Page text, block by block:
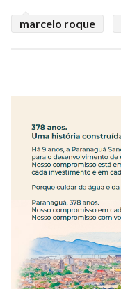
marcelo roque